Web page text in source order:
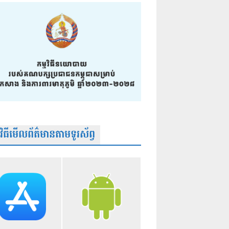
ធីមើលព័ត៌មានតាមទូរស័ព្វ